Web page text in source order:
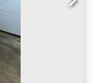
velocidad del
1
motor